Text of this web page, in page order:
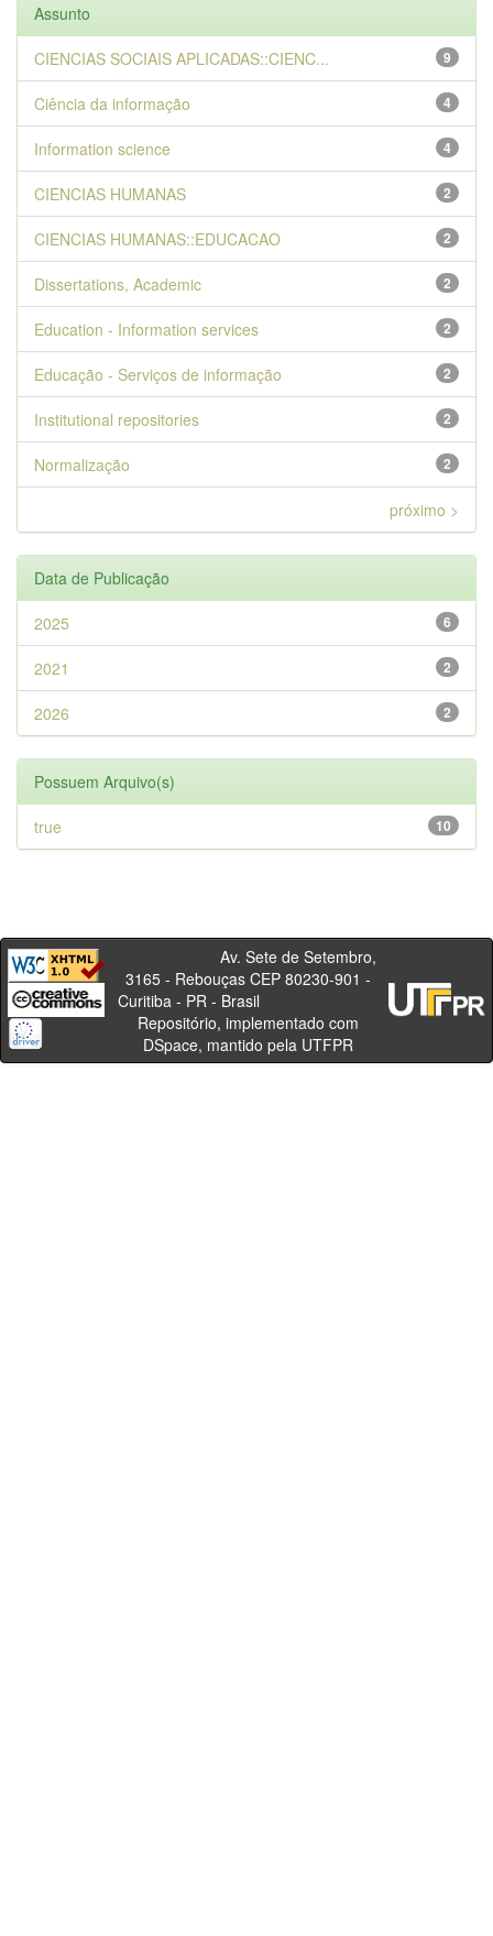
Assunto
9
CIENCIAS SOCIAIS APLICADAS::CIENC...
4
Ciência da informação
4
Information science
2
CIENCIAS HUMANAS
2
CIENCIAS HUMANAS::EDUCACAO
2
Dissertations, Academic
2
Education - Information services
2
Educação - Serviços de informação
2
Institutional repositories
2
Normalização
próximo >
Data de Publicação
6
2025
2
2021
2
2026
Possuem Arquivo(s)
10
true
Av. Sete de Setembro,
3165 - Rebouças CEP 80230-901 -
Curitiba - PR - Brasil
Repositório, implementado com
DSpace, mantido pela UTFPR